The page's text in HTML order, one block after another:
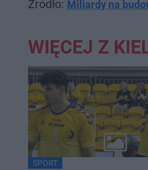
Źródło: Miliardy na
WIĘCEJ Z
SPORT